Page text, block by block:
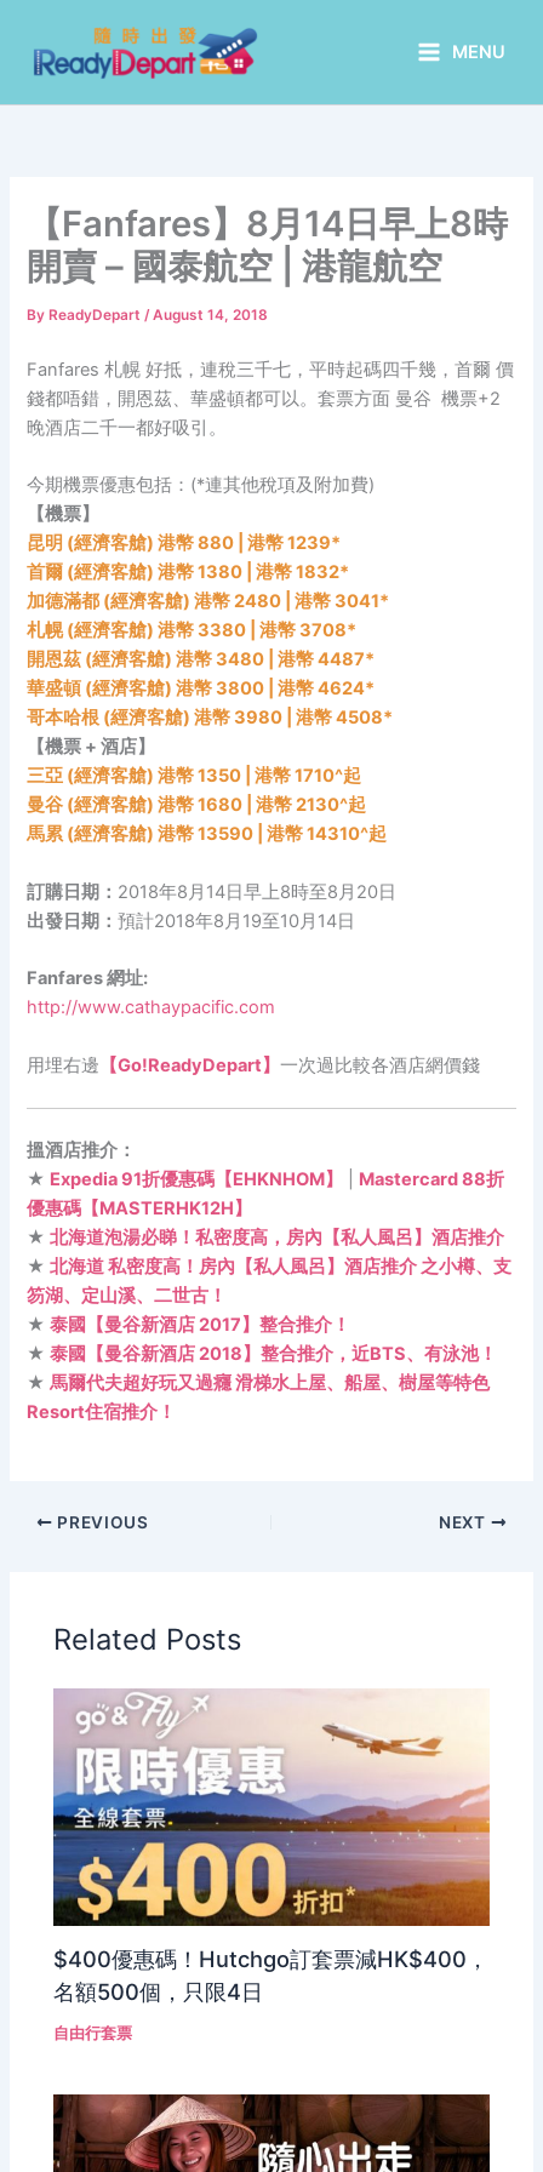
content
MENU
【Fanfares】8月14日早上8時
開賣 – 國泰航空 | 港龍航空
By ReadyDepart/August 14, 2018
Fanfares 札幌 好抵，連稅三千七，平時起碼四千幾，首爾 價
錢都唔錯，開恩茲、華盛頓都可以。套票方面 曼谷 機票+2
晚酒店二千一都好吸引。
今期機票優惠包括：(*連其他稅項及附加費)
【機票】
昆明 (經濟客艙) 港幣 880 | 港幣 1239*
首爾 (經濟客艙) 港幣 1380 | 港幣 1832*
加德滿都 (經濟客艙) 港幣 2480 | 港幣 3041*
札幌 (經濟客艙) 港幣 3380 | 港幣 3708*
開恩茲 (經濟客艙) 港幣 3480 | 港幣 4487*
華盛頓 (經濟客艙) 港幣 3800 | 港幣 4624*
哥本哈根 (經濟客艙) 港幣 3980 | 港幣 4508*
【機票 + 酒店】
三亞 (經濟客艙) 港幣 1350 | 港幣 1710^起
曼谷 (經濟客艙) 港幣 1680 | 港幣 2130^起
馬累 (經濟客艙) 港幣 13590 | 港幣 14310^起
訂購日期： 2018年8月14日早上8時至8月20日
出發日期：預計2018年8月19至10月14日
Fanfares 網址:
http://www.cathaypacific.com
用埋右邊 【Go!ReadyDepart】一次過比較各酒店網價錢
搵酒店推介：
★ Expedia 91折優惠碼【EHKNHOM】
Mastercard 88折
優惠碼【MASTERHK12H】
★北海道泡湯必睇！私密度高，房內【私人風呂】酒店推介
★北海道 私密度高！房內【私人風呂】酒店推介 之小樽、支
笏湖、定山溪、二世古！
★泰國【曼谷新酒店 2017】整合推介！
★泰國【曼谷新酒店 2018】整合推介，近BTS、有泳池！
★馬爾代夫超好玩又過癮 滑梯水上屋、船屋、樹屋等特色
Resort住宿推介！
PREVIOUS NEXT
Related Posts
$400優惠碼！Hutchgo訂套票減HK$400，
名額500個，只限4日
自由行套票